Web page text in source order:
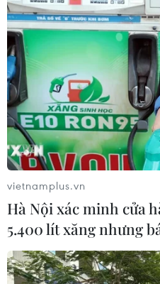
vietnamplus.vn
Hà Nội xác minh cửa
5.400 lít xăng nhưng